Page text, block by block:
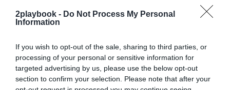
2playbook - Do Not Process My Personal
Information
If you wish to opt-out of the sale, sharing to third parties, or
processing of your personal or sensitive information for
targeted advertising by us, please use the below opt-out
section to confirm your selection. Please note that after your
La compañía surgió a principios de 2020 tras el
cese de la actividad de SoniQ Live
las clases se graban en los estudios que abren la
puerta a Fit & Soul. A cambio de permitir la grabación
de las sesiones, los clubes pueden ofrecer estos
contenidos a sus clientes y llegar a otros usuarios que